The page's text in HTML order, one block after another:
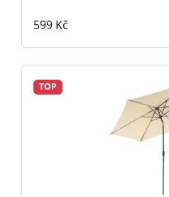
599 Kč
TOP